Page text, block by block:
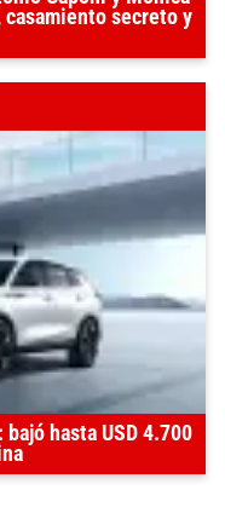
secreto y
hasta USD 4.700